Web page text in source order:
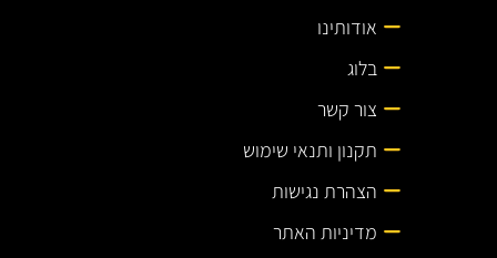
אודותינו
בלוג
צור קשר
תקנון ותנאי שימוש
הצהרת נגישות
מדיניות האתר